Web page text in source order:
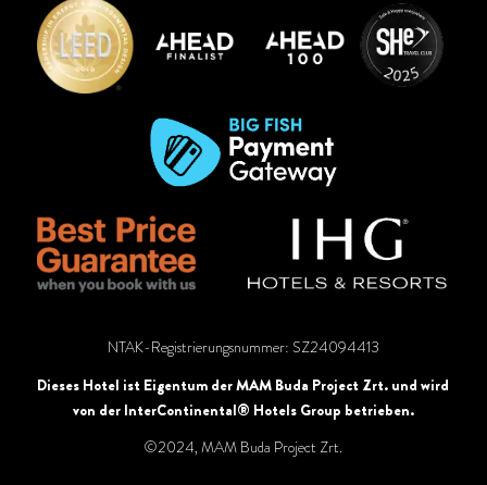
NTAK-Registrierungsnummer: SZ24094413
Dieses Hotel ist Eigentum der MAM Buda Project Zrt. und wird
von der InterContinental® Hotels Group betrieben.
©2024, MAM Buda Project Zrt.